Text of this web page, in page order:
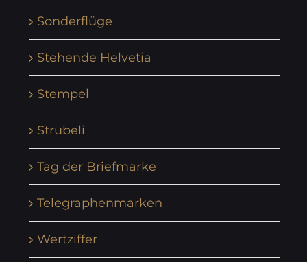
Sonderflüge
Stehende Helvetia
Stempel
Strubeli
Tag der Briefmarke
Telegraphenmarken
Wertziffer